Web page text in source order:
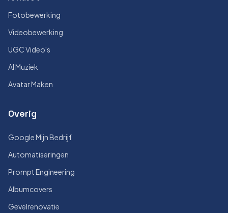
Fotobewerking
Videobewerking
UGC Video's
AI Muziek
Avatar Maken
Overig
Google Mijn Bedrijf
Automatiseringen
Prompt Engineering
Albumcovers
Gevelrenovatie